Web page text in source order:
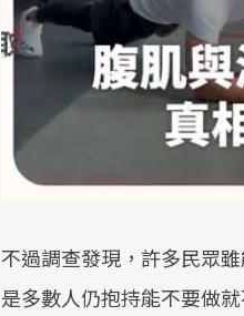
不過調查發現，許多民眾
是多數人仍抱持能不要做